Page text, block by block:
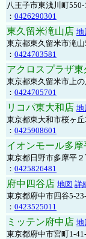
八王子市東浅川町
： 0426290301
東久留米滝山店 地
東京都東久留米市滝山
： 0424703581
アクロスプラザ
東京都東久留米市上の
： 0424705701
リコパ東大和店 地
東京都東大和市桜ヶ
： 0425908601
イオンモール多
東京都日野市多摩平
： 0425826481
府中四谷店 地図 詳
東京都府中市四谷5-
： 0423525011
ミッテン府中店 地
東京都府中市宮町1-